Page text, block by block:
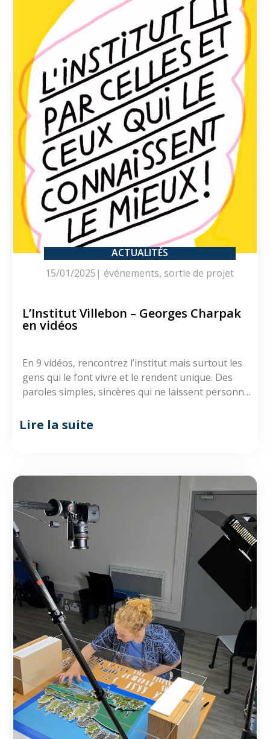
ACTUALITÉS
15/01/2025| événements, sortie de projet
L’Institut Villebon – Georges Charpak
en vidéos
En 9 vidéos, rencontrez l’institut mais surtout les
gens qui le font vivre et le rendent unique. Des
paroles simples, sincères qui ne laissent personne
Lire la suite